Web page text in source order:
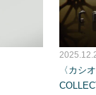
〈カシ